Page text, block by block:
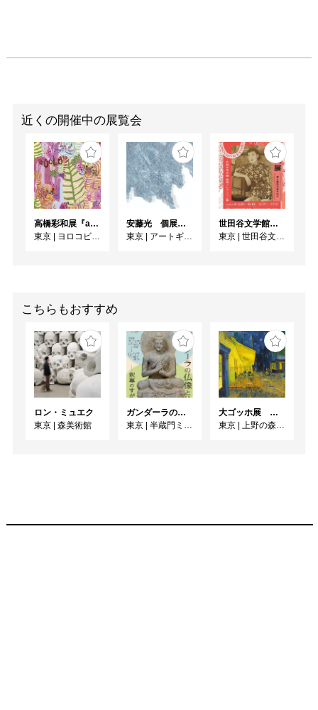
近くの開催中の展覧会
高橋彩和展『asobo』
東京
ヨロコビtoギャラリー
安藤光 個展『ドローイング細密画展2026』
東京
アートギャラリー絵の具箱
世田谷文学館コレクション展 没後30年 宇野千代展
東京
世田谷文学館
こちらもおすすめ
ロン・ミュエク
東京
森美術館
ガンダーラの仏像と仏伝ー釈尊のすがたー
東京
半蔵門ミュージアム
大ゴッホ展 夜のカフェテラス
東京
上野の森美術館